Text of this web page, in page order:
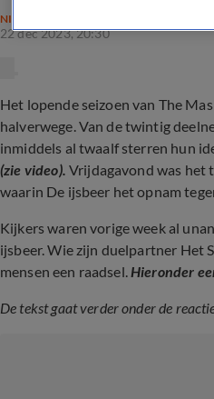
NIEUWS
22 dec 2023, 20:30
Het lopende seizoen van The
halverwege. Van de twintig
inmiddels al twaalf sterren hun
(zie video). Vrijdagavond was het
waarin De ijsbeer het opnam
Kijkers waren vorige week al
ijsbeer. Wie zijn duelpartner Het
mensen een raadsel.Hieronder
De tekst gaat verder onder de